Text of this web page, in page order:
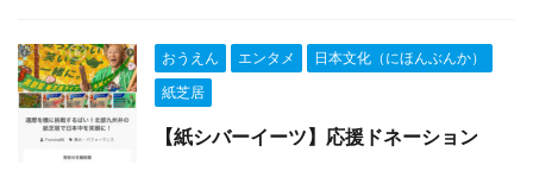
おうえん エンタメ
日本文化（にほんぶんか）
紙芝居
【紙シバーイーツ】応援ドネーション